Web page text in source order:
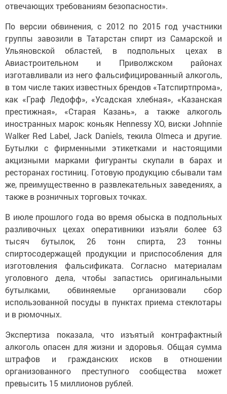
отвечающих требованиям безопасности».
По версии обвинения, с 2012 по 2015 год участники
группы завозили в Татарстан спирт из Самарской и
Ульяновской областей, в подпольных цехах в
Авиастроительном и Приволжском районах
изготавливали из него фальсифицированный алкоголь,
в том числе таких известных брендов «Татспиртпрома»,
как «Граф Ледофф», «Усадская хлебная», «Казанская
престижная», «Старая Казань», а также алкоголь
иностранных марок: коньяк Hennessy XO, виски Johnnie
Walker Red Label, Jack Daniels, текила Olmeca и другие.
Бутылки с фирменными этикетками и настоящими
акцизными марками фигуранты скупали в барах и
ресторанах гостиниц. Готовую продукцию сбывали там
же, преимущественно в развлекательных заведениях, а
также в розничных торговых точках.
В июле прошлого года во время обыска в подпольных
разливочных цехах оперативники изъяли более 63
тысяч бутылок, 26 тонн спирта, 23 тонны
спиртосодержащей продукции и приспособления для
изготовления фальсификата. Согласно материалам
уголовного дела, чтобы запастись оригинальными
бутылками, обвиняемые организовали сбор
использованной посуды в пунктах приема стеклотары
и в рюмочных.
Экспертиза показала, что изъятый контрафактный
алкоголь опасен для жизни и здоровья. Общая сумма
штрафов и гражданских исков в отношении
организованного преступного сообщества может
превысить 15 миллионов рублей.